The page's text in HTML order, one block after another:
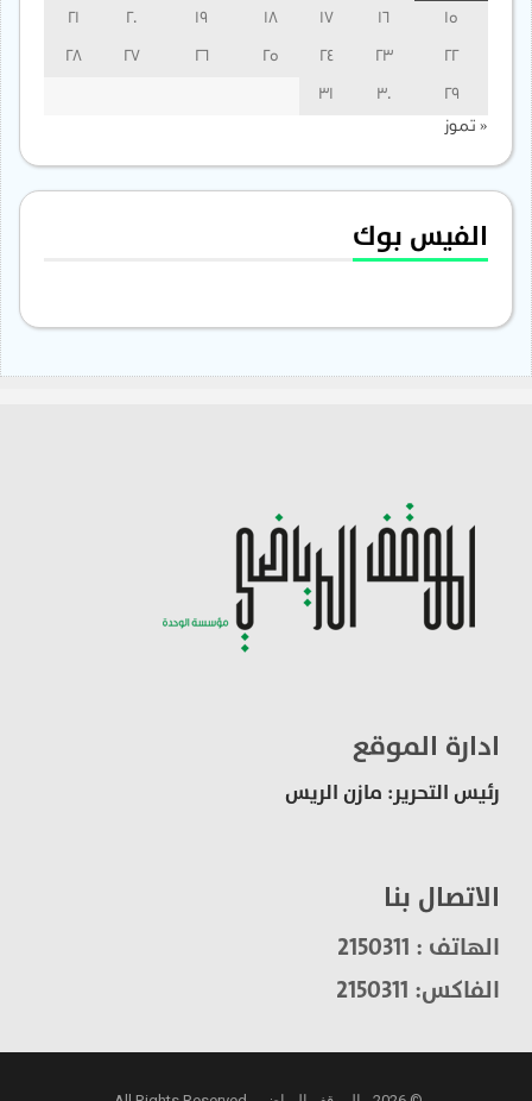
15
16
17
18
19
20
21
22
23
24
25
26
27
28
29
30
31
« تموز
الفيس بوك
ادارة الموقع
رئيس التحرير: مازن الريس
الاتصال بنا
الهاتف : 2150311
الفاكس: 2150311